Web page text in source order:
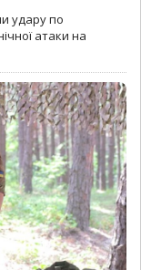
удару по
атаки на